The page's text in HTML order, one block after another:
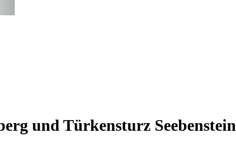
und Türkensturz Seebenstein